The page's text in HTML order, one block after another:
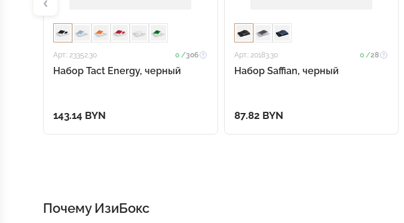
Арт.: 23352.30 0 /306
Набор Tact Energy, черный
143.14 BYN
Арт.: 20183.30 0 /28
Набор Saffian, черный
87.82 BYN
Почему ИзиБокс